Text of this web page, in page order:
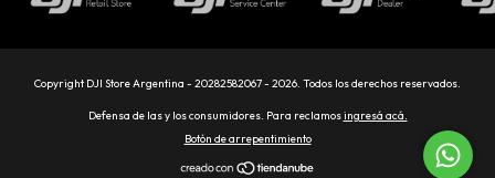
Copyright DJI Store Argentina - 20282582067 - 2026. Todos los derechos reservados.
Defensa de las y los consumidores. Para reclamosingresá acá.
Botón de arrepentimiento